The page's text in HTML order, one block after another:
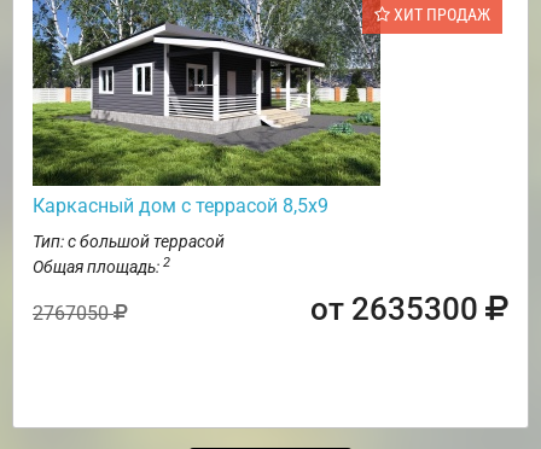
ХИТ ПРОДАЖ
Каркасный дом с террасой 8,5х9
Тип: с большой террасой
Общая площадь: 2
2767050 от 2635300